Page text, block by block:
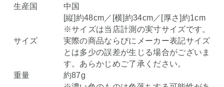
生産国
中国
サイズ
[縦]約48cm／[横]約34cm／[厚さ]約1cm
※サイズは当店計測の実寸サイズです。
実際の商品ならびにメーカー表記サイズ
とは多少の誤差が生じる場合がございま
す。あらかじめご了承ください。
重量
約87g